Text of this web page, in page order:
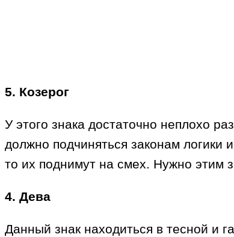
5. Козерог
У этого знака достаточно неплохо
должно подчиняться законам логики
то их поднимут на смех. Нужно этим
4. Дева
Данный знак находиться в тесной и